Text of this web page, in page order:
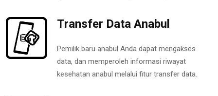
Transfer Data Anabul
Pemilik baru anabul Anda dapat mengakses
data, dan memperoleh informasi riwayat
kesehatan anabul melalui fitur transfer data.